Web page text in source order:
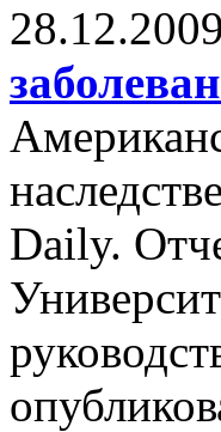
28.12.2009
Daily.